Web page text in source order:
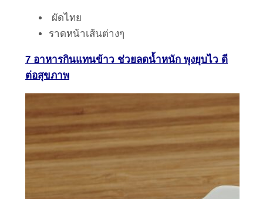
ผัดไทย
ราดหน้าเส้นต่างๆ
7 อาหารกินแทนข้าว ช่วยลดน้ำหนัก พุงยุบไว ดี
ต่อสุขภาพ